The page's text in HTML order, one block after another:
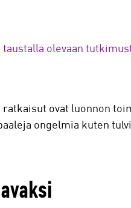
taustalla olevaan
ratkaisut ovat luonnon
ongelmia kuten